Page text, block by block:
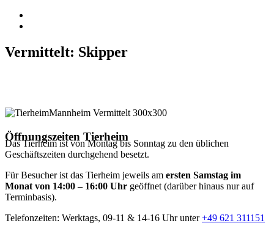
Vermittelt: Skipper
Öffnungszeiten Tierheim
Das Tierheim ist von Montag bis Sonntag zu den üblichen
Geschäftszeiten durchgehend besetzt.
Für Besucher ist das Tierheim jeweils am ersten Samstag im
Monat von 14:00 – 16:00 Uhr geöffnet (darüber hinaus nur auf
Terminbasis).
Telefonzeiten: Werktags, 09-11 & 14-16 Uhr unter+49 621 311151